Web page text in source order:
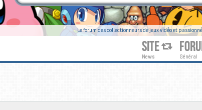
Le forum des collectionneurs de jeux vidéo et
SITE
News Général